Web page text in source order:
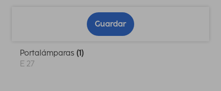
Guardar
Portalámparas (1)
E 27